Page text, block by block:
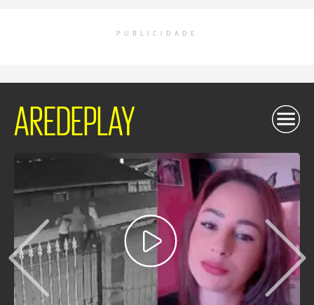
PUBLICIDADE
AREDEPLAY